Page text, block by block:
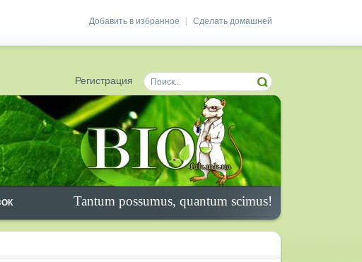
Сделать домашней
Добавить в избранное
Регистрация
Tantum possumus, quantum scimus!